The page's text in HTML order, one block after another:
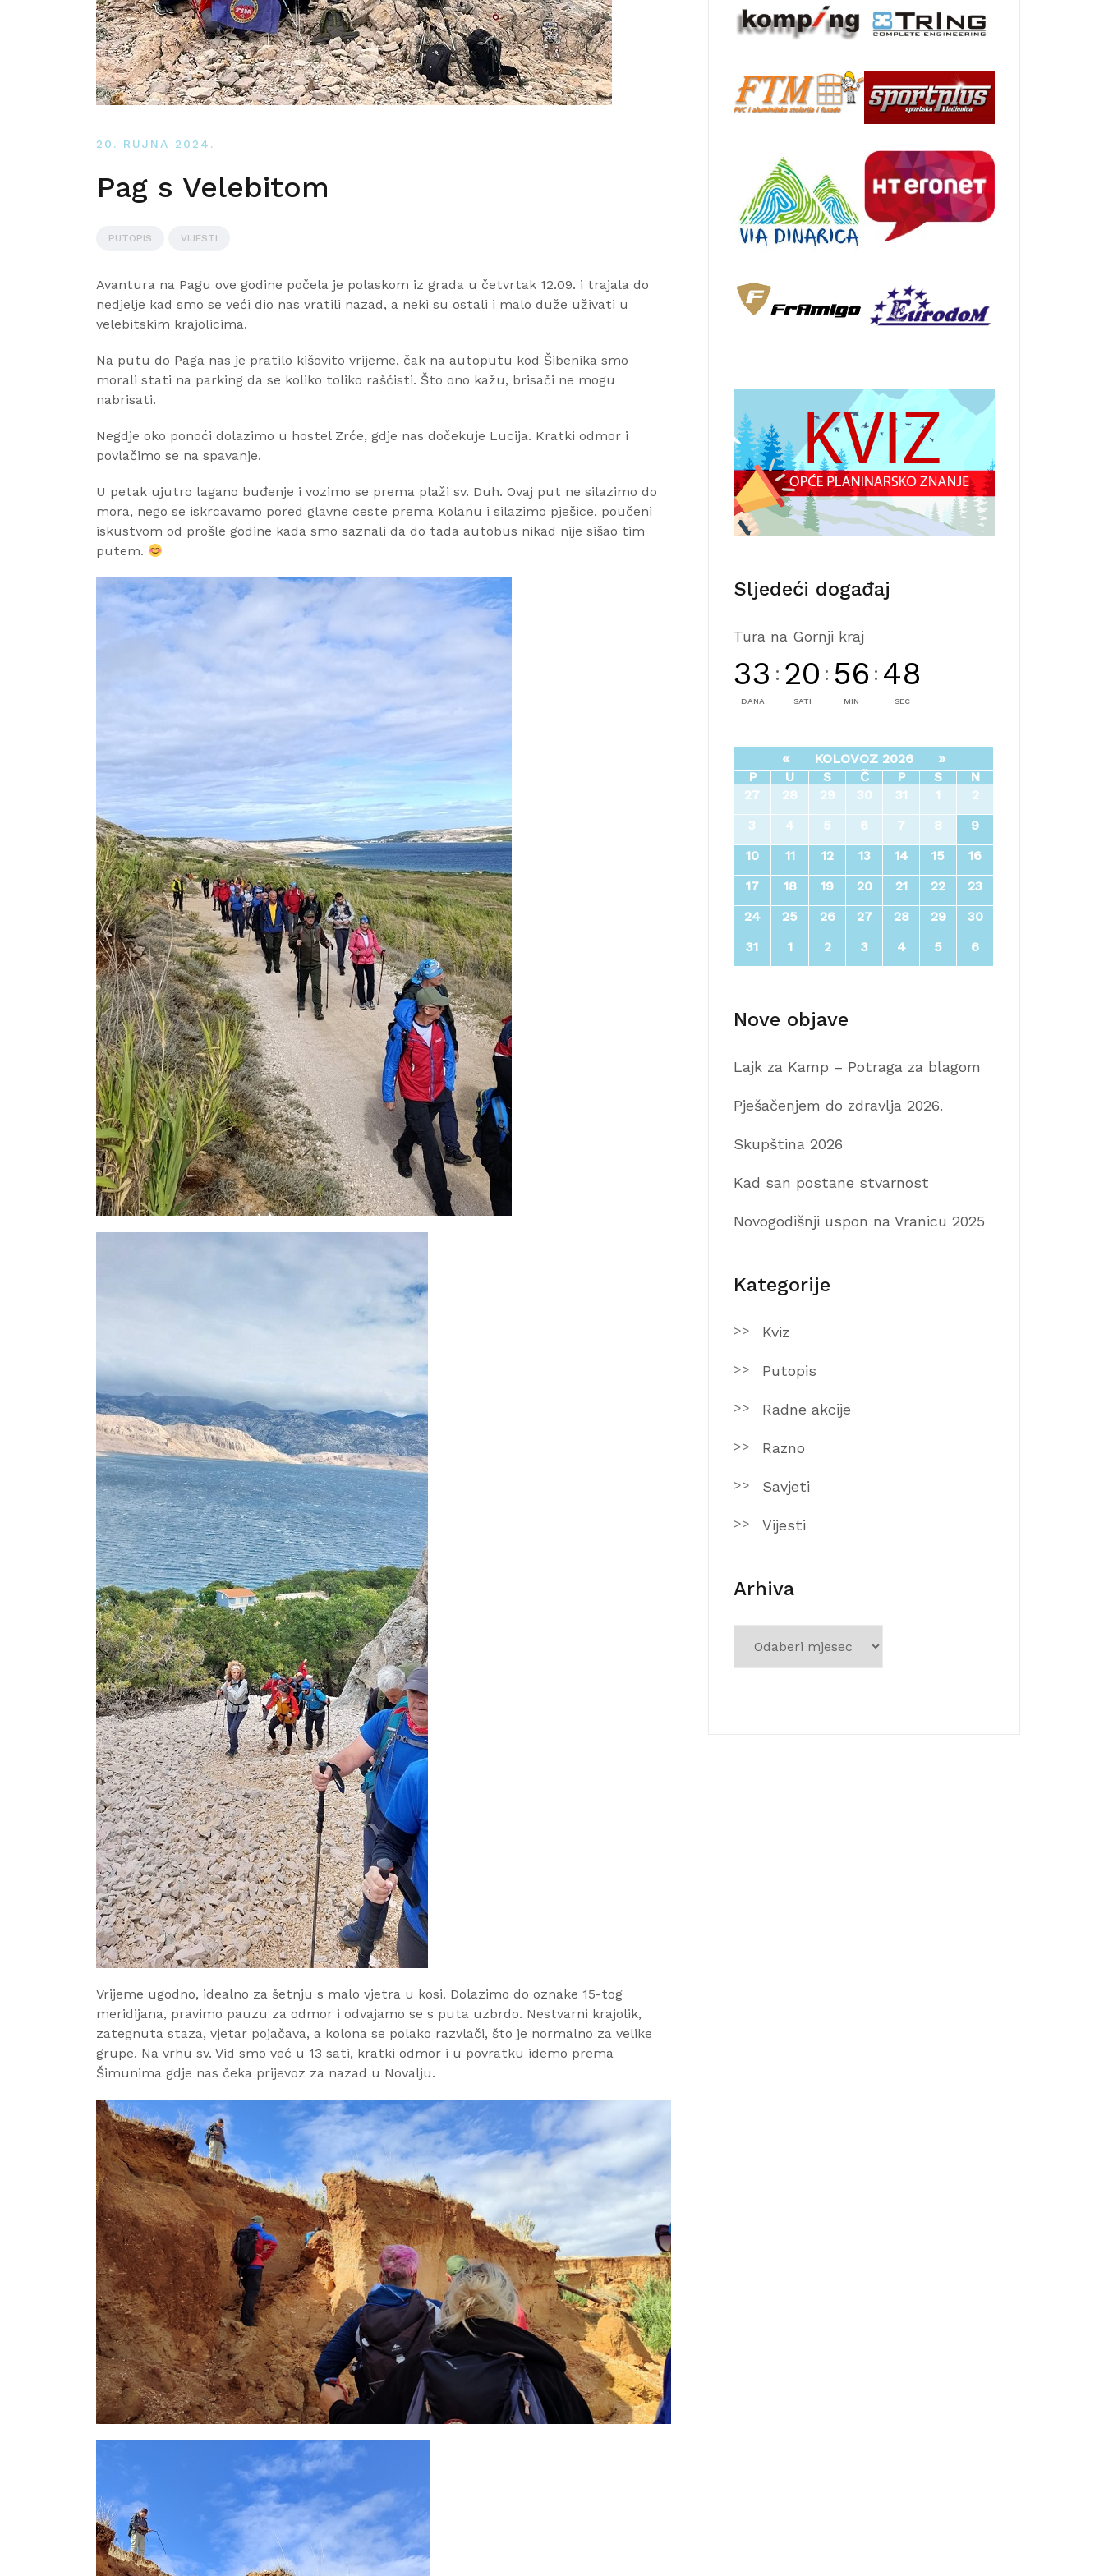
20. RUJNA 2024.
Pag s Velebitom
PUTOPIS VIJESTI
Avantura na Pagu ove godine počela je polaskom iz grada u četvrtak 12.09. i trajala do
nedjelje kad smo se veći dio nas vratili nazad, a neki su ostali i malo duže uživati u
velebitskim krajolicima.
Na putu do Paga nas je pratilo kišovito vrijeme, čak na autoputu kod Šibenika smo
morali stati na parking da se koliko toliko raščisti. Što ono kažu, brisači ne mogu
nabrisati.
Negdje oko ponoći dolazimo u hostel Zrće, gdje nas dočekuje Lucija. Kratki odmor i
povlačimo se na spavanje.
U petak ujutro lagano buđenje i vozimo se prema plaži sv. Duh. Ovaj put ne silazimo do
mora, nego se iskrcavamo pored glavne ceste prema Kolanu i silazimo pješice, poučeni
iskustvom od prošle godine kada smo saznali da do tada autobus nikad nije sišao tim
putem.
Vrijeme ugodno, idealno za šetnju s malo vjetra u kosi. Dolazimo do oznake 15-tog
meridijana, pravimo pauzu za odmor i odvajamo se s puta uzbrdo. Nestvarni krajolik,
zategnuta staza, vjetar pojačava, a kolona se polako razvlači, što je normalno za velike
grupe. Na vrhu sv. Vid smo već u 13 sati, kratki odmor i u povratku idemo prema
Šimunima gdje nas čeka prijevoz za nazad u Novalju.
Sljedeći događaj
Tura na Gornji kraj
33
DANA
: 20
SATI
: 56
MIN
: 46
SEC
« KOLOVOZ 2026 »
P U S Č P S
N
27
28 29 30 31 1
2
3
4 5 6 7 8
9
10
11 12 13 14 15
16
17
18 19 20 21 22
23
24
25 26 27 28 29
30
31
1 2 3 4 5 6
Nove objave
Lajk za Kamp – Potraga za blagom
Pješačenjem do zdravlja 2026.
Skupština 2026
Kad san postane stvarnost
Novogodišnji uspon na Vranicu 2025
Kategorije
Kviz
Putopis
Radne akcije
Razno
Savjeti
Vijesti
Arhiva